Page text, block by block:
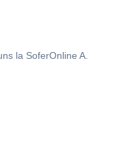
la SoferOnline A.